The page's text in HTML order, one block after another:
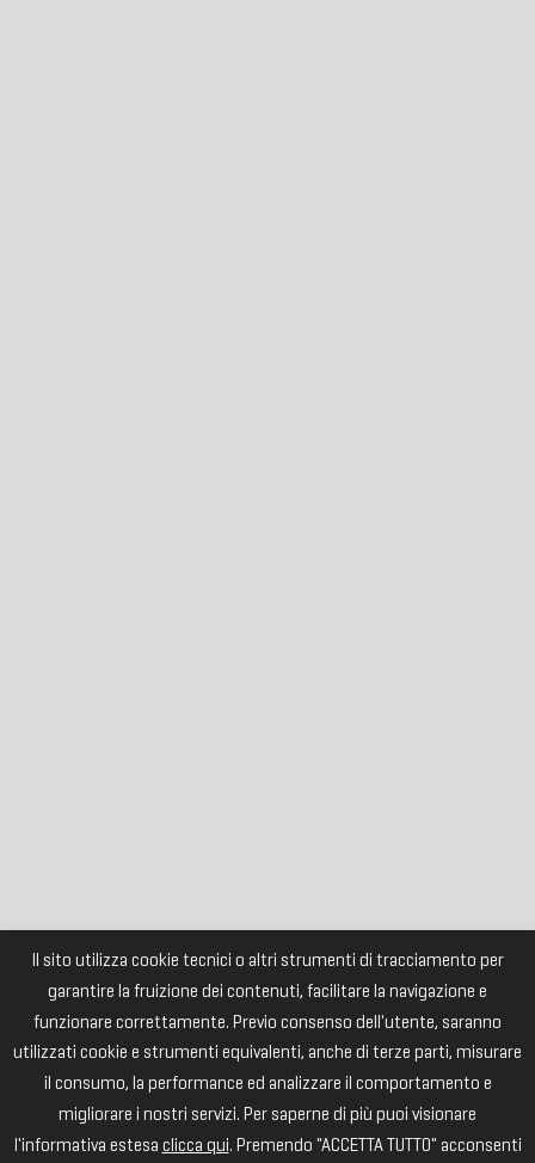
Il sito utilizza cookie tecnici o altri strumenti di tracciamento per
garantire la fruizione dei contenuti, facilitare la navigazione e
funzionare correttamente. Previo consenso dell'utente, saranno
utilizzati cookie e strumenti equivalenti, anche di terze parti, misurare
il consumo, la performance ed analizzare il comportamento e
migliorare i nostri servizi. Per saperne di più puoi visionare
l'informativa estesa clicca qui. Premendo "ACCETTA TUTTO" acconsenti